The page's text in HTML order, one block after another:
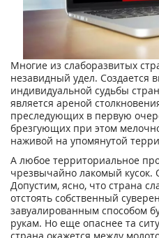
Многие из слаборазвитых
незавидный удел. Создается
индивидуальной судьбы
является ареной
преследующих в первую
брезгующих при этом
наживой на упомянутой
А любое территориальное
чрезвычайно лакомый кусок.
Допустим, ясно, что страна
отстоять собственный
завуалированным способом
рукам. Но еще опаснее та